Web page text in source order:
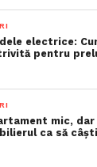
electrice:
pentru
mic,
ca să